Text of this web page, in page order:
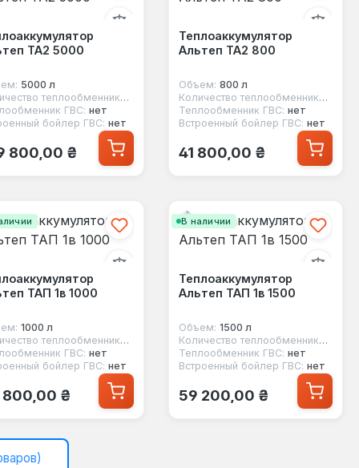
ТА2 5000
5000 л
Количество теплообменников:
ГВС: нет
бойлер ГВС: нет
цена:
800,00 ₴
Теплоаккумулятор
Альтеп ТА2 800
Объем: 800 л
Количество теплообменников:
Теплообменник ГВС: нет
Встроенный бойлер ГВС: нет
Обычная цена:
41 800,00 ₴
ТАП 1в 1000
1000 л
Количество теплообменников:
ГВС: нет
бойлер ГВС: нет
цена:
800,00 ₴
В наличии
Теплоаккумулятор
Альтеп ТАП 1в 1500
Объем: 1500 л
Количество теплообменников:
Теплообменник ГВС: нет
Встроенный бойлер ГВС: нет
Обычная цена:
59 200,00 ₴